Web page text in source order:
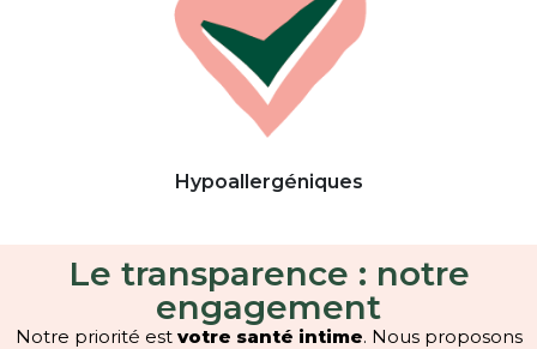
Hypoallergénique​s
Le transparence : notre
engagement
Notre priorité est votre santé intime. Nous proposons